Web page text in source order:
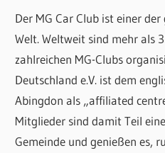
Der MG Car Club ist einer
Welt. Weltweit sind mehr als
zahlreichen MG-Clubs
Deutschland e.V. ist dem
Abingdon als „affiliated
Mitglieder sind damit Teil
Gemeinde und genießen es,